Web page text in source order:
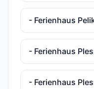
- Ferienhaus
- Ferienhaus
- Ferienhaus